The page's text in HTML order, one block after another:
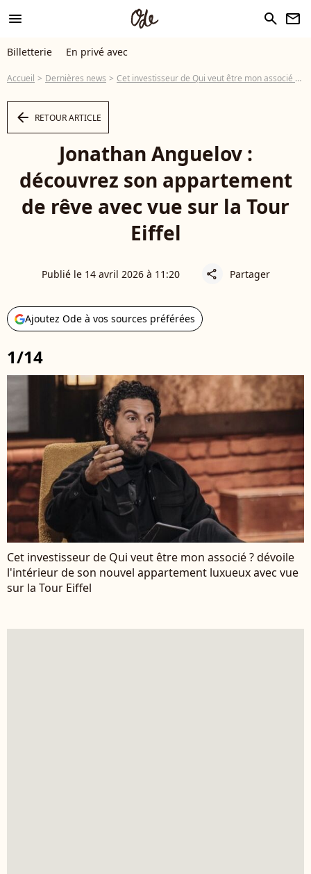
menu search newsletter
Billetterie En privé avec
Accueil Dernières news Cet investisseur de Qui veut être mon associé ? dévoile l'intérieur de son nouvel appartement luxueux avec vue sur la Tour Eiffel
arrow_left RETOUR ARTICLE
Jonathan Anguelov :
découvrez son appartement
de rêve avec vue sur la Tour
Eiffel
Publié le 14 avril 2026 à 11:20 share Partager
Ajoutez Ode à vos sources préférées
1/14
Cet investisseur de Qui veut être mon associé ? dévoile
l'intérieur de son nouvel appartement luxueux avec vue
sur la Tour Eiffel